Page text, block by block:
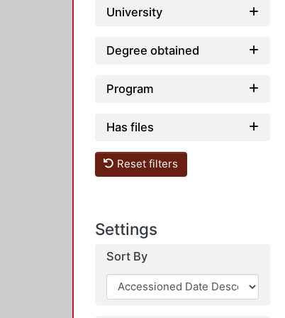
University
Degree obtained
Program
Has files
Reset filters
Settings
Sort By